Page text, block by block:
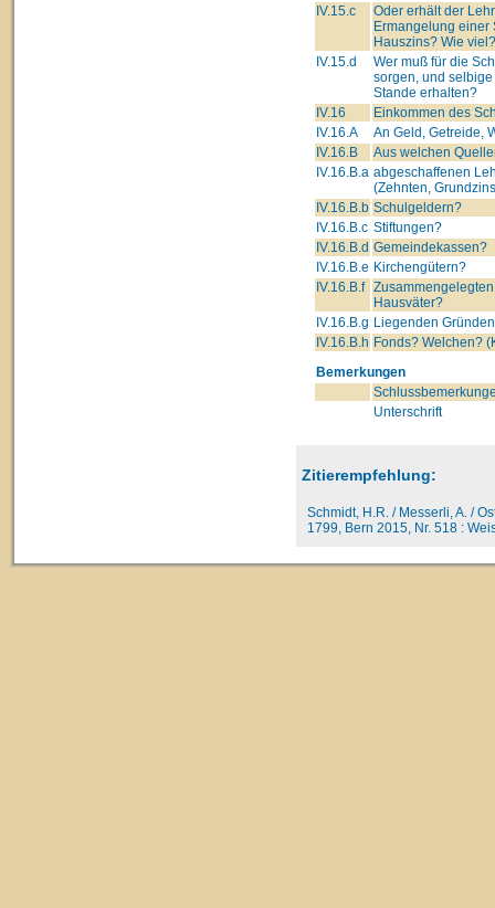
IV.15.c
Oder erhält der
Ermangelung einer
Hauszins? Wie viel?
IV.15.d
Wer muß für die
sorgen, und
Stande erhalten?
IV.16
Einkommen des
IV.16.A
An Geld, Getreide,
IV.16.B
Aus welchen
IV.16.B.a abgeschaffenen
(Zehnten,
IV.16.B.b Schulgeldern?
IV.16.B.c Stiftungen?
IV.16.B.d Gemeindekassen?
IV.16.B.e Kirchengütern?
IV.16.B.f
Hausväter?
IV.16.B.g Liegenden
IV.16.B.h Fonds? Welchen?
Bemerkungen
Unterschrift
Zitierempfehlung:
Schmidt, H.R. / Messerli, A. /
1799, Bern 2015, Nr. 518 :